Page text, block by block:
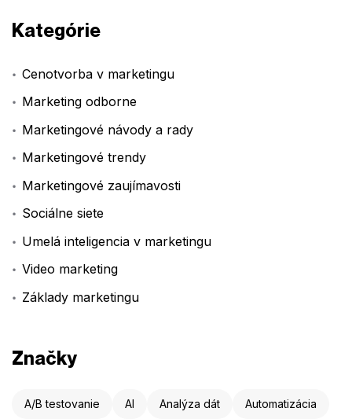
Kategórie
Cenotvorba v marketingu
Marketing odborne
Marketingové návody a rady
Marketingové trendy
Marketingové zaujímavosti
Sociálne siete
Umelá inteligencia v marketingu
Video marketing
Základy marketingu
Značky
A/B testovanie AI Analýza dát Automatizácia